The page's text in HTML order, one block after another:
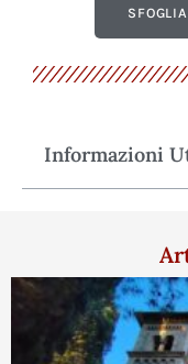
Informazioni